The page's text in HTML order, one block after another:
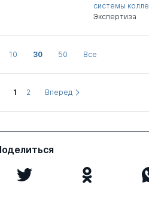
системы
Экспертиза
10 30 50 Все
1 2 Вперед